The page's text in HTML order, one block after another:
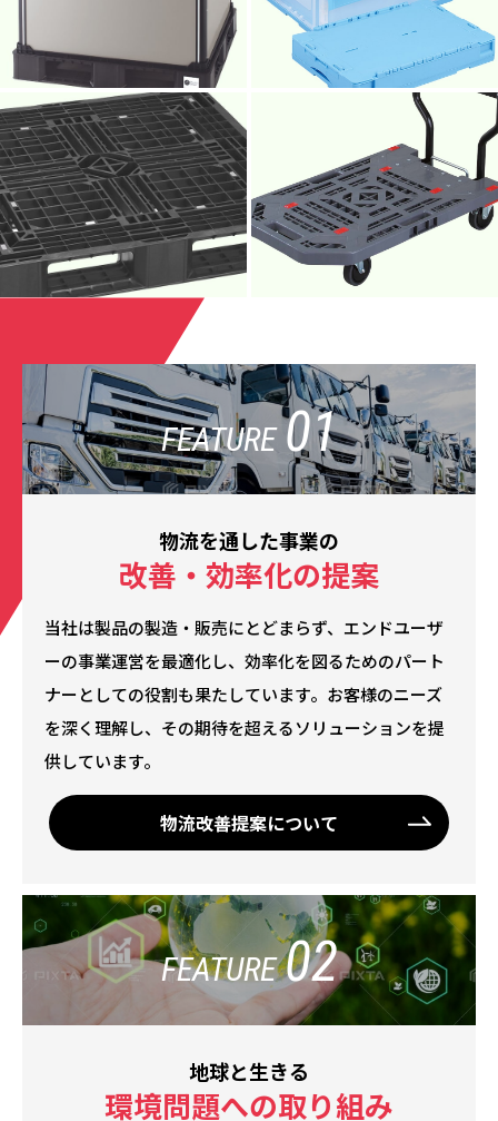
FEATURE 01
物流を通した事業の
改善・効率化の提案
当社は製品の製造・販売にとどまらず、エンドユーザ
ーの事業運営を最適化し、効率化を図るためのパート
ナーとしての役割も果たしています。お客様のニーズ
を深く理解し、その期待を超えるソリューションを提
供しています。
物流改善提案について
FEATURE 02
地球と生きる
環境問題への取り組み